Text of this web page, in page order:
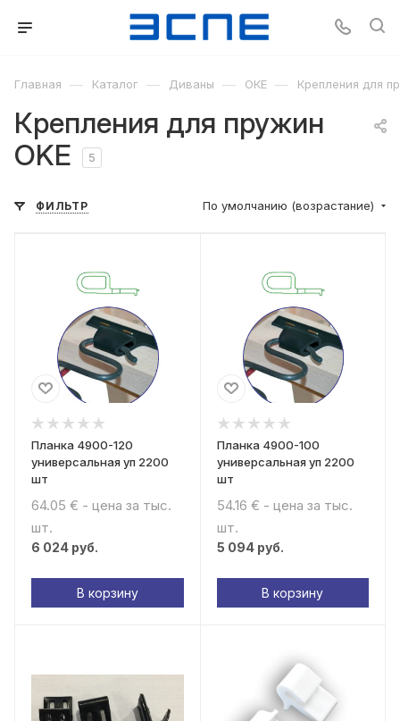
Главная — Каталог — Диваны — ОКЕ — Крепления для
Крепления для пружин
OKE
5
ФИЛЬТР По умолчанию (возрастание)
Планка 4900-120
универсальная уп 2200
шт
64.05 € - цена за тыс.
шт.
6 024 руб.
В корзину
Планка 4900-100
универсальная уп 2200
шт
54.16 € - цена за тыс.
шт.
5 094руб.
В корзину